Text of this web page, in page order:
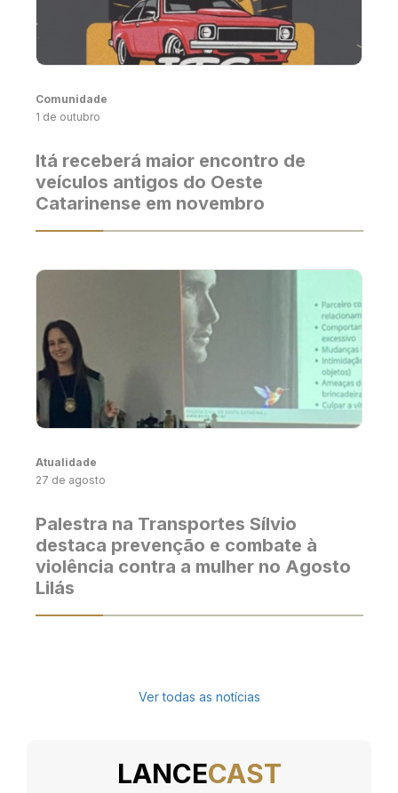
Comunidade
1 de outubro
Itá receberá maior encontro de
veículos antigos do Oeste
Catarinense em novembro
Atualidade
27 de agosto
Palestra na Transportes Sílvio
destaca prevenção e combate à
violência contra a mulher no Agosto
Lilás
Ver todas as notícias
LANCECAST